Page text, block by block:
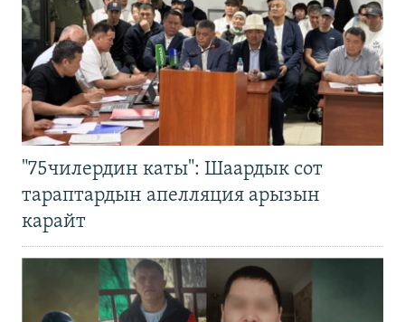
"75чилердин каты": Шаардык сот
тараптардын апелляция арызын
карайт